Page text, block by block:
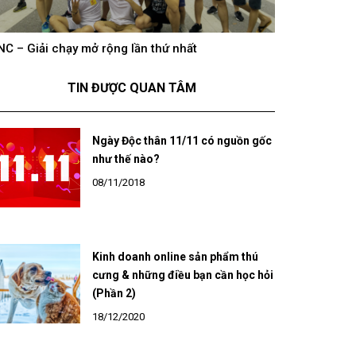
– Giải chạy mở rộng lần thứ nhất
khí cổ vũ U23 Việt Nam tại BNC Group trên
Ngày Độc thân 11/11 có nguồn gốc
Kinh doanh online sản phẩm thú
cưng & những điều bạn cần học hỏi